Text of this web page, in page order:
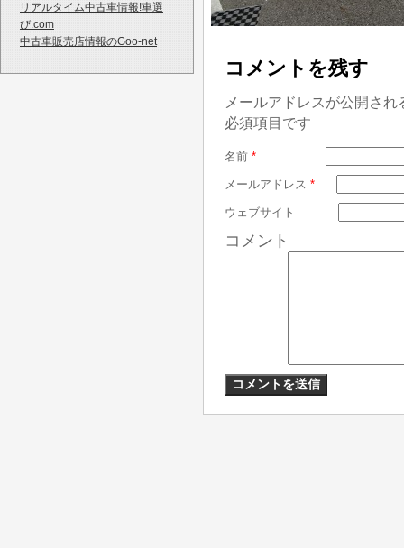
リアルタイム中古車情報!車選
び.com
中古車販売店情報のGoo-net
コメントを残す
メールアドレスが公開さ
必須項目です
名前 *
メールアドレス *
ウェブサイト
コメント